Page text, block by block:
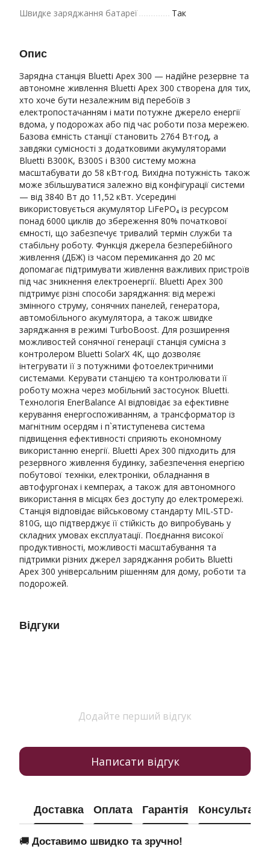
Швидке заряджання батареї Так
Опис
Зарядна станція Bluetti Apex 300 — надійне резервне та
автономне живлення Bluetti Apex 300 створена для тих,
хто хоче бути незалежним від перебоїв з
електропостачанням і мати потужне джерело енергії
вдома, у подорожах або під час роботи поза мережею.
Базова ємність станції становить 2764 Вт·год, а
завдяки сумісності з додатковими акумуляторами
Bluetti B300K, B300S і B300 систему можна
масштабувати до 58 кВт·год. Вихідна потужність також
може збільшуватися залежно від конфігурації системи
— від 3840 Вт до 11,52 кВт. Усередині
використовується акумулятор LiFePO₄ із ресурсом
понад 6000 циклів до збереження 80% початкової
ємності, що забезпечує тривалий термін служби та
стабільну роботу. Функція джерела безперебійного
живлення (ДБЖ) із часом перемикання до 20 мс
допомагає підтримувати живлення важливих пристроїв
під час зникнення електроенергії. Bluetti Apex 300
підтримує різні способи заряджання: від мережі
змінного струму, сонячних панелей, генератора,
автомобільного акумулятора, а також швидке
заряджання в режимі TurboBoost. Для розширення
можливостей сонячної генерації станція сумісна з
контролером Bluetti SolarX 4K, що дозволяє
інтегрувати її з потужними фотоелектричними
системами. Керувати станцією та контролювати її
роботу можна через мобільний застосунок Bluetti.
Технологія EnerBalance AI відповідає за ефективне
керування енергоспоживанням, а трансформатор із
магнітним осердям і п`ятиступенева система
підвищення ефективності сприяють економному
використанню енергії. Bluetti Apex 300 підходить для
резервного живлення будинку, забезпечення енергією
побутової техніки, електроніки, обладнання в
автофургонах і кемперах, а також для автономного
використання в місцях без доступу до електромережі.
Станція відповідає військовому стандарту MIL-STD-
810G, що підтверджує її стійкість до випробувань у
складних умовах експлуатації. Поєднання високої
продуктивності, можливості масштабування та
підтримки різних джерел заряджання робить Bluetti
Apex 300 універсальним рішенням для дому, роботи та
подорожей.
Відгуки
Додайте перший відгук
Написати відгук
Доставка Оплата Гарантія Консультація
🚚 Доставимо швидко та зручно!